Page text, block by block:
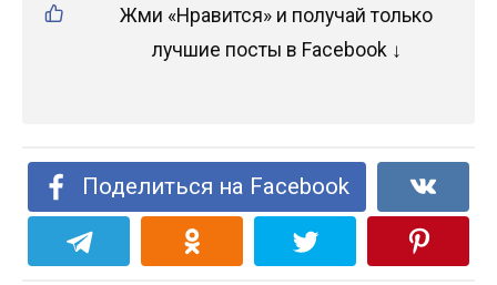
Жми «Нравится» и получай только
лучшие посты в Facebook ↓
Поделиться на Facebook